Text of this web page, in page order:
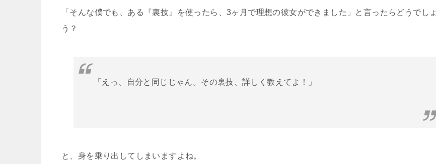
「そんな僕でも、ある『裏技』を使ったら、3ヶ月で理想の彼女ができました」と言ったらどうでしょ
う？
「えっ、自分と同じじゃん。その裏技、詳しく教えてよ！」
と、身を乗り出してしまいますよね。